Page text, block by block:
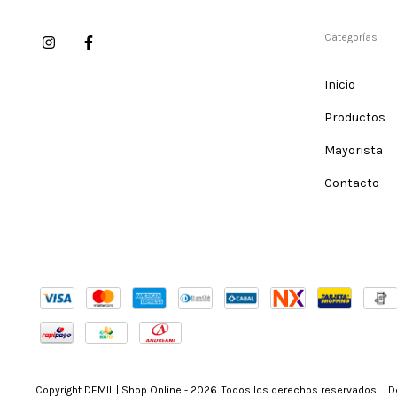
Categorías
Inicio
Productos
Mayorista
Contacto
Copyright DEMIL | Shop Online - 2026. Todos los derechos reservados.